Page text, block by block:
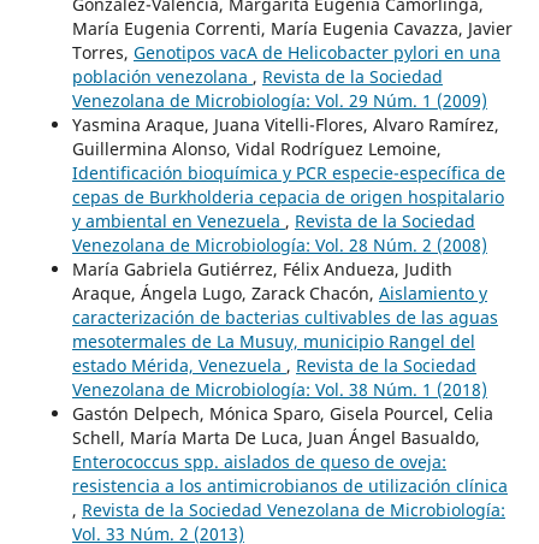
María Eugenia Correnti, María Eugenia Cavazza, Javier
Torres, Genotipos vacA de Helicobacter pylori en una
población venezolana , Revista de la Sociedad
Venezolana de Microbiología: Vol. 29 Núm. 1 (2009)
Yasmina Araque, Juana Vitelli-Flores, Alvaro Ramírez,
Guillermina Alonso, Vidal Rodríguez Lemoine,
Identificación bioquímica y PCR especie-específica de
cepas de Burkholderia cepacia de origen hospitalario
y ambiental en Venezuela , Revista de la Sociedad
Venezolana de Microbiología: Vol. 28 Núm. 2 (2008)
María Gabriela Gutiérrez, Félix Andueza, Judith
Araque, Ángela Lugo, Zarack Chacón, Aislamiento y
caracterización de bacterias cultivables de las aguas
mesotermales de La Musuy, municipio Rangel del
estado Mérida, Venezuela , Revista de la Sociedad
Venezolana de Microbiología: Vol. 38 Núm. 1 (2018)
Gastón Delpech, Mónica Sparo, Gisela Pourcel, Celia
Schell, María Marta De Luca, Juan Ángel Basualdo,
Enterococcus spp. aislados de queso de oveja:
resistencia a los antimicrobianos de utilización clínica
, Revista de la Sociedad Venezolana de Microbiología:
Vol. 33 Núm. 2 (2013)